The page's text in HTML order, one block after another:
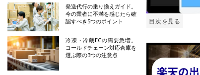
発送代行の乗り換えガイド。
今の業者に不満を感じたら確
認すべき5つのポイント
冷凍・冷蔵ECの需要急増。
コールドチェーン対応倉庫を
選ぶ際の3つの注意点
目次を見る